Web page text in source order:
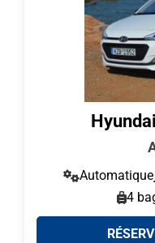
Automatique
4